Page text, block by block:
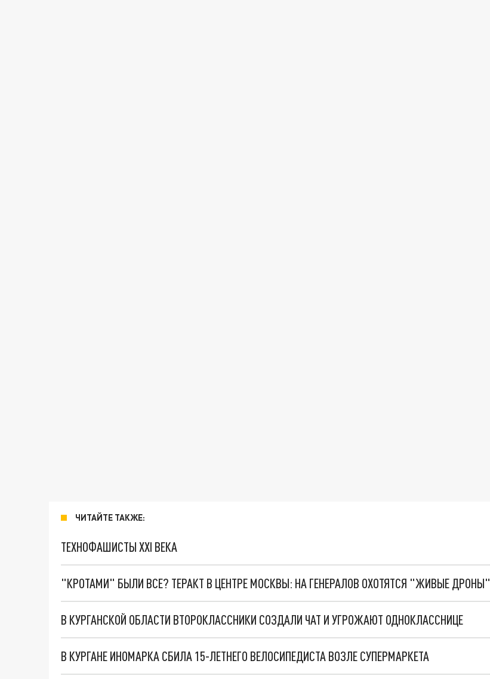
ЧИТАЙТЕ ТАКЖЕ:
ТЕХНОФАШИСТЫ XXI ВЕКА
"КРОТАМИ" БЫЛИ ВСЕ? ТЕРАКТ В ЦЕНТРЕ МОСКВЫ: НА ГЕНЕРАЛОВ ОХОТЯТСЯ "ЖИВЫЕ ДРОНЫ"
В КУРГАНСКОЙ ОБЛАСТИ ВТОРОКЛАССНИКИ СОЗДАЛИ ЧАТ И УГРОЖАЮТ ОДНОКЛАССНИЦЕ
В КУРГАНЕ ИНОМАРКА СБИЛА 15-ЛЕТНЕГО ВЕЛОСИПЕДИСТА ВОЗЛЕ СУПЕРМАРКЕТА